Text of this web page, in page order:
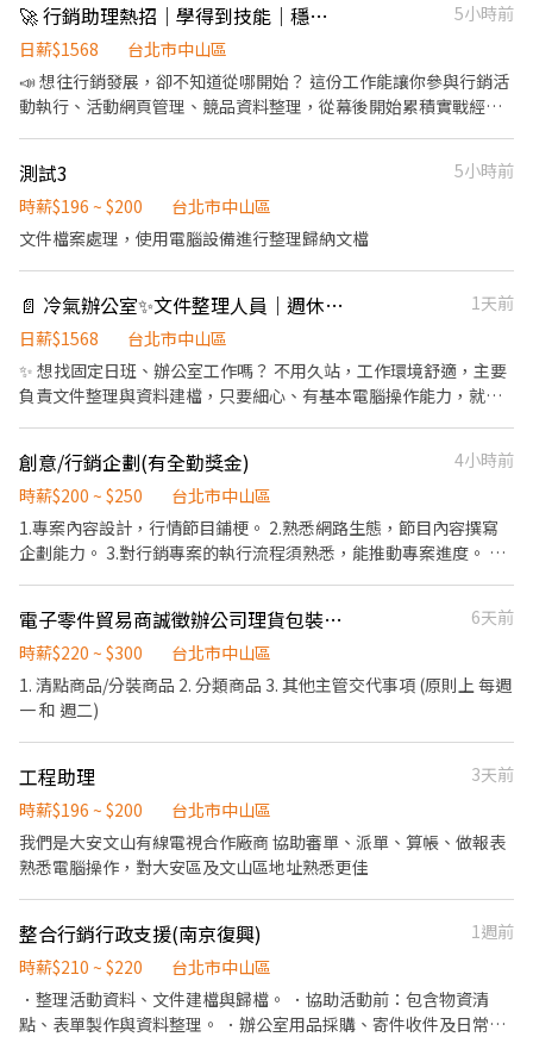
3. 具備跨部門溝通能力 4. 細心且有耐心、責任感 . ⚠️此崗位因配送
或盤點設備可能都會需要搬重物，請衡量自身狀況是否可滿足再前
來應徵唷 . 計薪方式：時薪196 . 工作地點：台北市信義區忠孝東路
四段555號17樓 . 工作時間： 週一～週五，9:00/9:30-18:00/18:30
蝦皮【行政工讀生-蝦皮店到店】#長期 . 工作內容： 1. 每日人力需
求確認及檢查 2. 人員名單書審(會有教學) 3. 通知合作單位、跨部門
Excel、Word、Google Sheet 2. 自發回報工作進度 3. 具備溝通能
力 4. 細心且有耐心、責任感 ⚠️有使用google sheet經驗, 理解基本
函數使用(vlookup, sumif...) 或需不排斥上網搜尋函數使用方式 . . 計
樓 . 工作時間： 週一～週五，9:30-18:30 (午休一小時不計薪) ⚠️上
班時間至少四天，周五必須固定出勤⚠️ .
✼••┈┈┈┈••✼••┈┈┈┈••✼ 蝦皮【蝦皮廣告行政工
讀生】#長期 . 工作內容： 1. 委刊單開立 2. 購買完成信製作 3. 各版
位表頭入稿 4. 後續各版位入稿追蹤檢查 5. 委刊單影本核對歸檔 6. 活
動後成效數字整理 . 職務需求： 1. 熟悉基本文書行政流程及工具
(Google試算表/Excel/PPT) 2. 細心且善於溝通協調 3. 態度積極主
動，具責任感 4. 可接受重複性高的工作內容 . ⚠️此崗位只收在學生
的履歷(大三以上&研究所皆可) . . 計薪方式：時薪196 . 工作地點：
✼••┈┈┈┈••✼••┈┈┈┈••✼ 蝦皮【風險控管工讀
生】#長期 . 工作內容： 1. 風險事件檢查，並依流程處理。 2. 其他主
管交辦事項。 . 其他條件： 1. 具備 Excel 基礎應用能力 (基本函數、
vlookup、樞紐分析等)。 2. 有責任感、具觀察力、細心、遇到問題
敢發問。 3. 對於資訊有整合與歸納能力。 4. 能接受重複性工作且獨
立作業。 5. 協助兩個風險部門處理行政作業 . 計薪方式：時薪196 .
工作地點：台北市中正區八德路一段55號4樓 . 工作時間： 週一～週
五，9:00/9:30-18:00/18:30 (午休一小時不計薪) ⚠️需要五天可配合
上班⚠️ . ✼••┈┈┈┈••✼••┈┈┈┈••✼ 蝦皮【SCS文字
客服人員-早班(10:00~19:00)】#長期 . 工作內容： 1.透過文字即時
客服系統回覆用戶問題，達到團隊設定的服務目標 2.協助追蹤訂單
狀況 : 處理訂單、配送、退換貨、退款等售前售後服務 3.跨部門溝通
協調能力 : 案件轉詢其他團隊或廠商窗口 4.工單案件追蹤、結案 . 職
務需求： 1.排班制(週一至週日)，一週排班5天 2.具良好打字速度與
文字表達能力 3.抗壓性佳、能適應輪班與高訊量環境 4.具電商平台
或客服經驗者佳 5.需具備基本電腦操作能力與基礎英文閱讀能力 6.
善於團隊合作與內外部的溝通協調能力，並且保有各種學習彈性 . 計
竟...沒有大人嘛，你懂的😏。 隨著一個一個里程碑的達成與業務量
的成長，我們正在拓展團隊規模，尋找一起與我們改變世界的夥伴
著重任，在一片藍海市場中不斷嘗試🚀，試圖找出出有效的方法帶
來卓越績效。共同為了更快速的成長而努力。 - ｜工作摘要｜ 1. 平
量衣物衣物尺寸，撰打商品詳細資訊。 2. 包裝發送顧客訂單，確保
準確無誤。 3. 熨燙、檢查、整理衣服，將所有瑕疵確實標記。 4. 維
以上 ｜工作項目內容｜ (60%)建置衣物後端資訊 1. 平量衣物尺寸。
2. 撰打商品詳細資訊。 (30%)包裝及發送顧客訂單 1. 找貨：至倉庫
撿貨。 2. 品檢：檢查、清洗、熨燙、摺疊衣服。 3. 包裝：包裝商
品。 4. 紀錄：紀錄訂單狀況。 (10%)其他主管交代事項、維持整體
的工作環境整潔 ｜我們正在尋找這樣的你｜ 🌟 符合品牌價值觀，追
求卓越，自我驅動向前 🌟 與主管坦誠溝通，讓主管隨時了解工作狀
況、需求 🌟 工作隨時保持彈性，面對變化充分溝通全力配合 ｜ 團
隊文化 ｜ 在投遞履歷前，我們想和你分享公司文化，讓你更了解二
求卓越 — 不自我設限，持續挑戰並解決問題，將今天的最好當作明
天的最低標準。 2. 坦誠溝通 — 我們很在乎就事論事，鼓勵大家提
出自己的想法。決策前充分討論，決策後充分執行 3. 保持彈性 — 面
對變化所帶來的困難能充分調適，並正向帶動身邊夥伴。 4. 永續時
尚— 和團隊共同重塑時尚樣貌，讓二手成為主流，讓永續得以實
踐。 🌍歡迎大家關注我們的社群平台，讓我們一起點亮永續新時
尚！ 二拾衫官網 https://www.twentythree.com.tw/ Instagram
https://instagram.com/23twentythree_tw?
igshid=MDM4ZDc5MmU= Facebook
https://www.facebook.com/23twentythreetw/
🚀 行銷助理熱招｜學得到技能｜穩定內勤工作
5小時前
日薪$1568
台北市中山區
📣 想往行銷發展，卻不知道從哪開始？ 這份工作能讓你參與行銷活
動執行、活動網頁管理、競品資料整理，從幕後開始累積實戰經
✔ 競爭品牌活動資料蒐集與整理 ✔ 請款作業及行政庶務處理 💰 薪資
福利 ・薪 31,000元/月 ・全勤獎金 1,000元 ・年終獎金 1個月（依
在職比例發放） ⏰ 上班時間 週一至週五 08:45－17:45 （中午休息1
事物 ・想累積行銷相關工作經驗 ✨ 不需要豐富資歷，只要有熱忱，
歡迎加入團隊，從活動執行開始，培養你的行銷實力！
測試3
5小時前
時薪$196 ~ $200
台北市中山區
文件檔案處理，使用電腦設備進行整理歸納文檔
📄 冷氣辦公室✨文件整理人員｜週休二日｜固定日班
1天前
日薪$1568
台北市中山區
✨ 想找固定日班、辦公室工作嗎？ 不用久站，工作環境舒適，主要
負責文件整理與資料建檔，只要細心、有基本電腦操作能力，就能
✨ 💰 薪資福利 💵 薪資 33,000 元（含伙食津貼 3,000 元） 📝 工作內
容 📄 契約書及相關文件電子化整理 💻 資料建檔、文件整理及行政
支援 🤝 協助完成主管交辦事項 🌟 這份工作適合你，如果你… ✔ 喜
歡辦公室環境 ✔ 做事細心、有耐心 ✔ 想找固定日班、週休二日的工
創意/行銷企劃(有全勤獎金)
4小時前
時薪$200 ~ $250
台北市中山區
1.專案內容設計，行情節目鋪梗。 2.熟悉網路生態，節目內容撰寫
企劃能力。 3.對行銷專案的執行流程須熟悉，能推動專案進度。 4.
間部學生優先安排)
電子零件貿易商誠徵辦公司理貨包裝人員
6天前
時薪$220 ~ $300
台北市中山區
1. 清點商品/分裝商品 2. 分類商品 3. 其他主管交代事項 (原則上 每週
一 和 週二)
工程助理
3天前
時薪$196 ~ $200
台北市中山區
我們是大安文山有線電視合作廠商 協助審單、派單、算帳、做報表
熟悉電腦操作，對大安區及文山區地址熟悉更佳
整合行銷行政支援(南京復興)
1週前
時薪$210 ~ $220
台北市中山區
．整理活動資料、文件建檔與歸檔。 ．協助活動前：包含物資清
點、表單製作與資料整理。 ．辦公室用品採購、寄件收件及日常行